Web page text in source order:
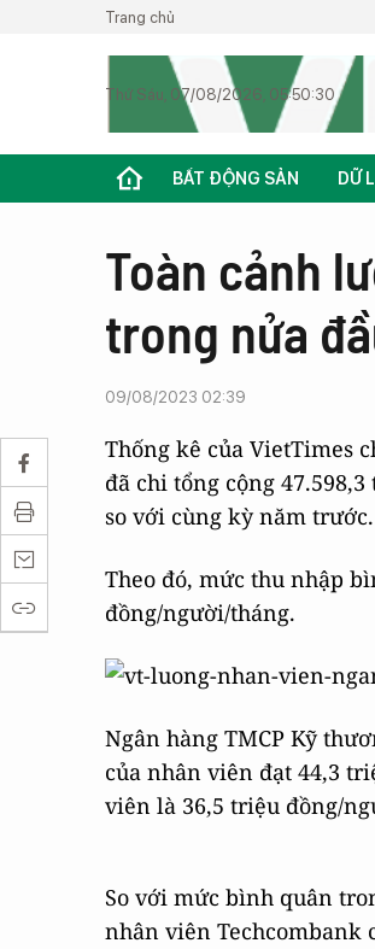
Trang chủ
Thứ Sáu, 07/08/2026, 05:50:30
BẤT ĐỘNG SẢN DỮ
Toàn cảnh
trong nửa
09/08/2023 02:39
Thống kê của VietTimes
đã chi tổng cộng
so với cùng kỳ năm trước.
Theo đó, mức thu nhập
đồng/người/tháng.
Ngân hàng TMCP Kỹ
của nhân viên đạt 44,3
viên là 36,5 triệu đồng/
So với mức bình quân
nhân viên Techcombank